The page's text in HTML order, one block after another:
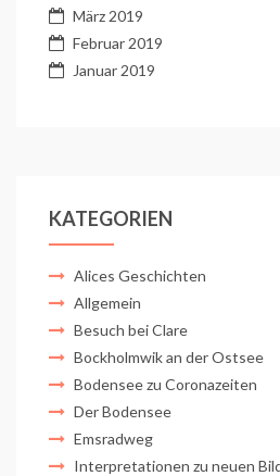
März 2019
Februar 2019
Januar 2019
KATEGORIEN
Alices Geschichten
Allgemein
Besuch bei Clare
Bockholmwik an der Ostsee
Bodensee zu Coronazeiten
Der Bodensee
Emsradweg
Interpretationen zu neuen